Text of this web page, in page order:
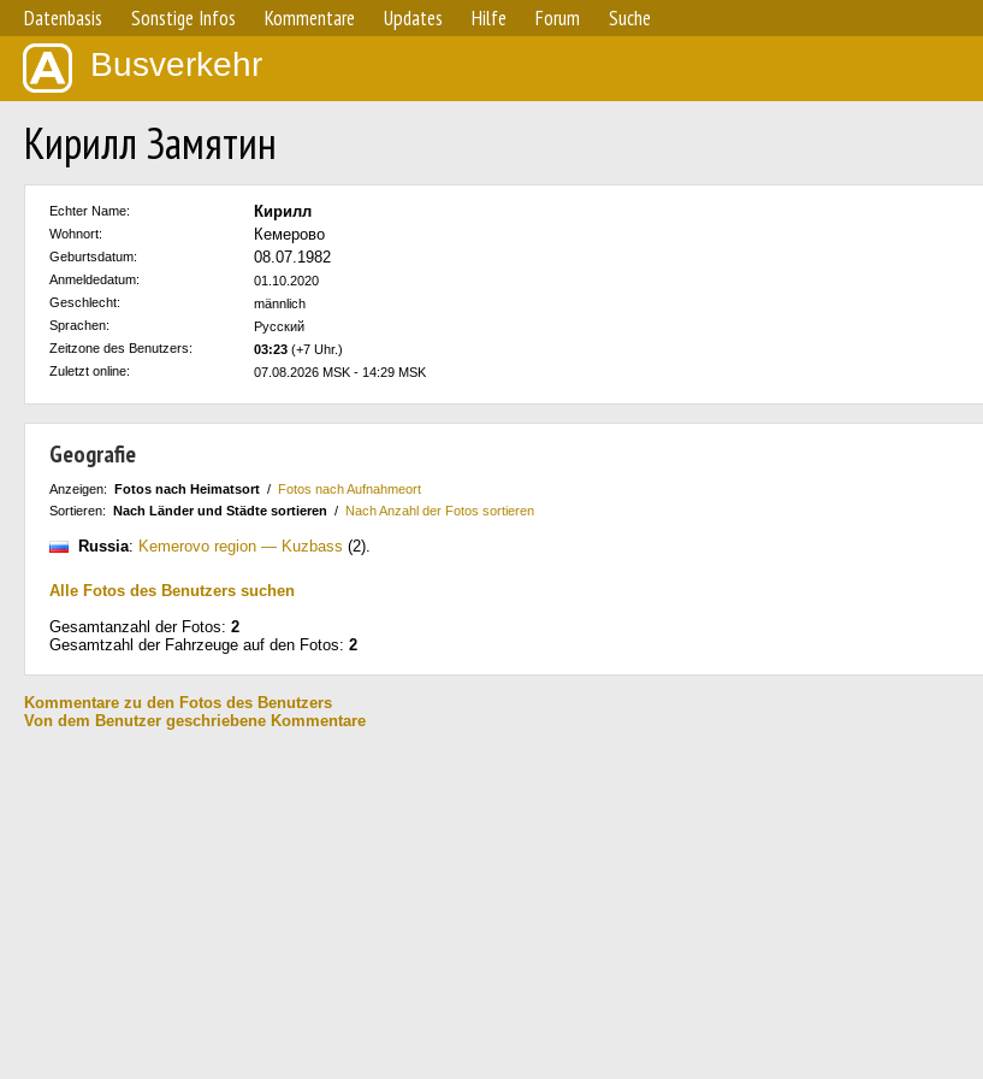
Datenbasis Sonstige Infos Kommentare Updates Hilfe Forum Suche
Busverkehr
Кирилл Замятин
Echter Name: Кирилл
Wohnort: Кемерово
Geburtsdatum: 08.07.1982
Anmeldedatum:
01.10.2020
Geschlecht:
männlich
Sprachen:
Русский
Zeitzone des Benutzers:
03:23 (+7 Uhr.)
Zuletzt online:
07.08.2026 MSK - 14:29 MSK
Geografie
Anzeigen: Fotos nach Heimatsort / Fotos nach Aufnahmeort
Sortieren: Nach Länder und Städte sortieren / Nach Anzahl der Fotos sortieren
Russia: Kemerovo region — Kuzbass (2).
Alle Fotos des Benutzers suchen
Gesamtanzahl der Fotos: 2
Gesamtzahl der Fahrzeuge auf den Fotos: 2
Kommentare zu den Fotos des Benutzers
Von dem Benutzer geschriebene Kommentare